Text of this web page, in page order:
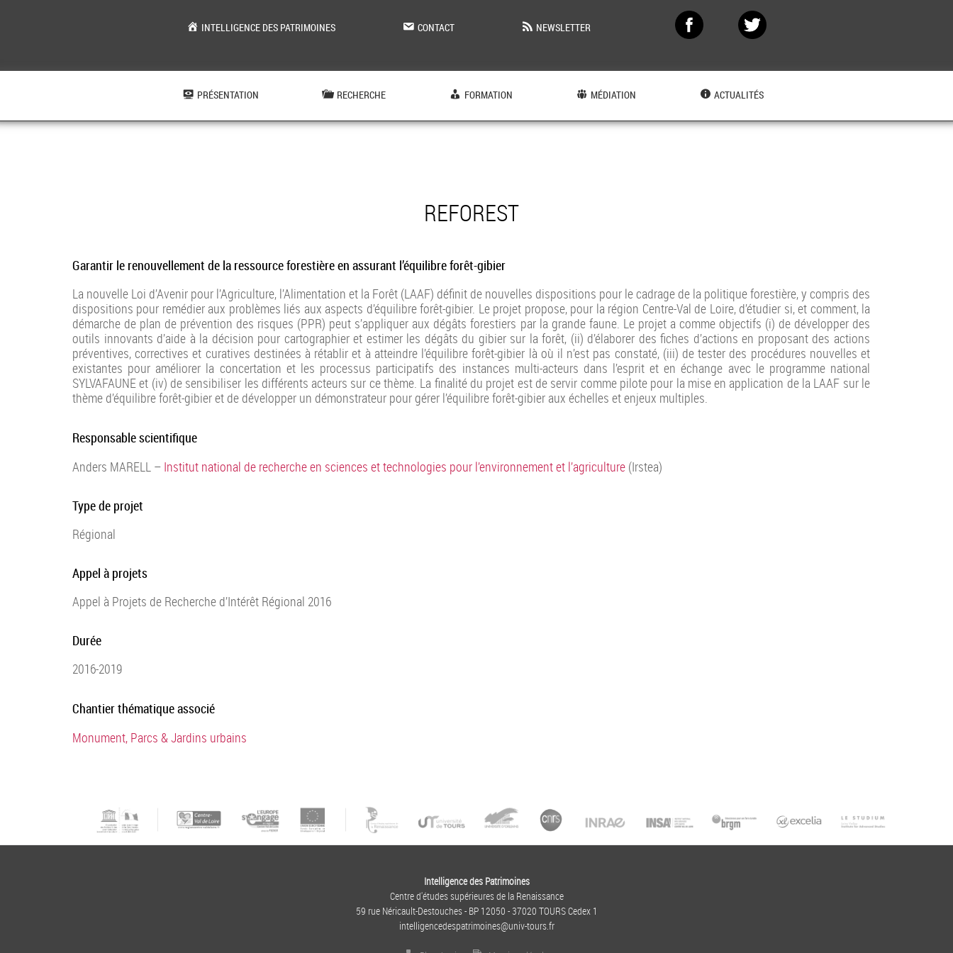
INTELLIGENCE DES PATRIMOINES CONTACT NEWSLETTER
PRÉSENTATION RECHERCHE FORMATION MÉDIATION ACTUALITÉS
REFOREST
Garantir le renouvellement de la ressource forestière en assurant l’équilibre forêt-gibier
La nouvelle Loi d’Avenir pour l’Agriculture, l’Alimentation et la Forêt (LAAF) définit de nouvelles dispositions pour le cadrage de la politique forestière, y compris des
dispositions pour remédier aux problèmes liés aux aspects d’équilibre forêt-gibier. Le projet propose, pour la région Centre-Val de Loire, d’étudier si, et comment, la
démarche de plan de prévention des risques (PPR) peut s’appliquer aux dégâts forestiers par la grande faune. Le projet a comme objectifs (i) de développer des
outils innovants d’aide à la décision pour cartographier et estimer les dégâts du gibier sur la forêt, (ii) d’élaborer des fiches d’actions en proposant des actions
préventives, correctives et curatives destinées à rétablir et à atteindre l’équilibre forêt-gibier là où il n’est pas constaté, (iii) de tester des procédures nouvelles et
existantes pour améliorer la concertation et les processus participatifs des instances multi-acteurs dans l’esprit et en échange avec le programme national
SYLVAFAUNE et (iv) de sensibiliser les différents acteurs sur ce thème. La finalité du projet est de servir comme pilote pour la mise en application de la LAAF sur le
thème d’équilibre forêt-gibier et de développer un démonstrateur pour gérer l’équilibre forêt-gibier aux échelles et enjeux multiples.
Responsable scientifique
Anders MARELL – Institut national de recherche en sciences et technologies pour l’environnement et l’agriculture (Irstea)
Type de projet
Régional
Appel à projets
Appel à Projets de Recherche d’Intérêt Régional 2016
Durée
2016-2019
Chantier thématique associé
Monument, Parcs & Jardins urbains
Intelligence des Patrimoines
Centre d'études supérieures de la Renaissance
59 rue Néricault-Destouches - BP 12050 - 37020 TOURS Cedex 1
intelligencedespatrimoines@univ-tours.fr